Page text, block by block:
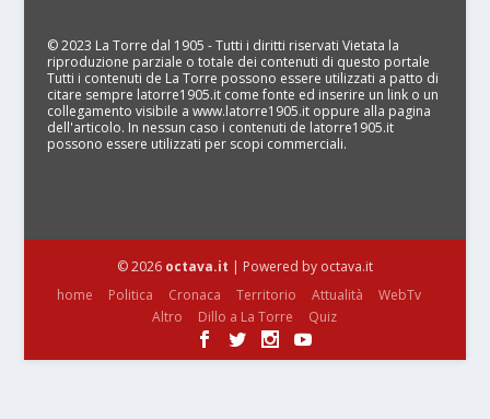
© 2023 La Torre dal 1905 - Tutti i diritti riservati Vietata la
riproduzione parziale o totale dei contenuti di questo portale
Tutti i contenuti de La Torre possono essere utilizzati a patto di
citare sempre latorre1905.it come fonte ed inserire un link o un
collegamento visibile a www.latorre1905.it oppure alla pagina
dell'articolo. In nessun caso i contenuti de latorre1905.it
possono essere utilizzati per scopi commerciali.
© 2026 octava.it | Powered by octava.it
home
Politica Cronaca Territorio Attualità
WebTv
Altro
Dillo a La Torre Quiz